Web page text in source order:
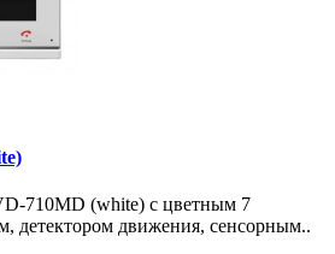
710MD (white) с цветным 7
детектором движения, сенсорным..